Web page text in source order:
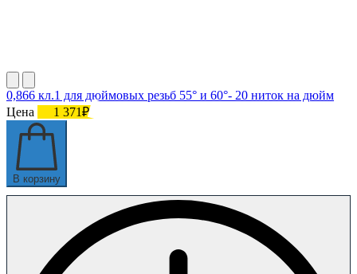
0,866 кл.1 для дюймовых резьб 55° и 60°- 20 ниток на дюйм
Цена
1 371₽
В корзину